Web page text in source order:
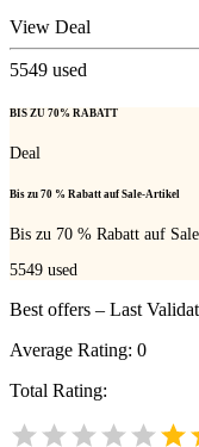
View Deal
5549 used
BIS ZU 70% RABATT
Deal
Bis zu 70 % Rabatt auf Sale-Artikel
Bis zu 70 % Rabatt auf
5549 used
Best offers – Last
Average Rating: 0
Total Rating: